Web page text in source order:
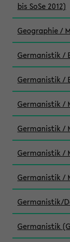
bis SoSe 2012)
Geographie /
Germanistik /
Germanistik /
Germanistik /
Germanistik /
Germanistik /
Germanistik /
Germanistik/
Germanistik